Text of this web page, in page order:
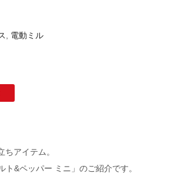
, 電動ミル
アイテム。
&ペッパー ミニ」のご紹介です。